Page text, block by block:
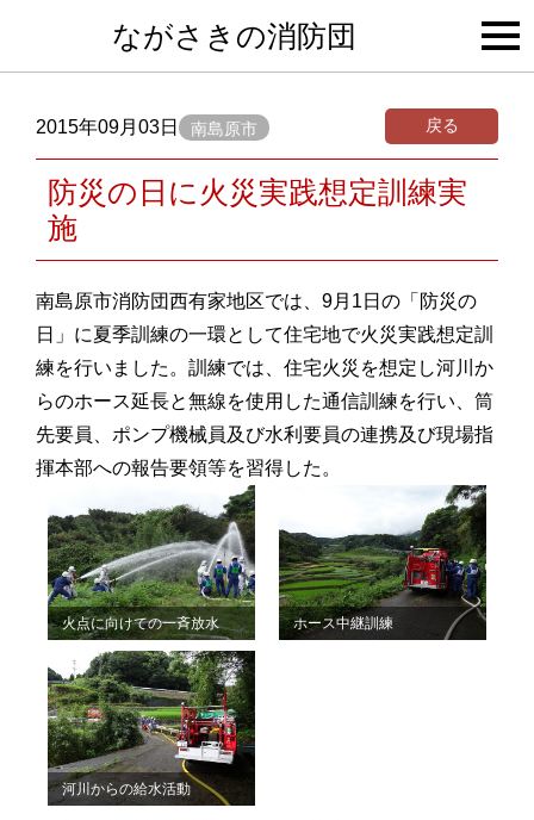
ながさきの消防団
2015年09月03日 南島原市 戻る
防災の日に火災実践想定訓練実
施
南島原市消防団西有家地区では、9月1日の「防災の
日」に夏季訓練の一環として住宅地で火災実践想定訓
練を行いました。訓練では、住宅火災を想定し河川か
らのホース延長と無線を使用した通信訓練を行い、筒
先要員、ポンプ機械員及び水利要員の連携及び現場指
揮本部への報告要領等を習得した。
火点に向けての一斉放水 ホース中継訓練
河川からの給水活動